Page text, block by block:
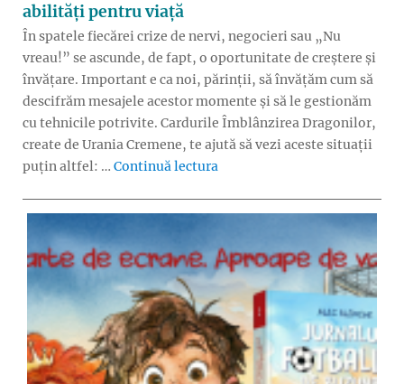
abilități pentru viață
În spatele fiecărei crize de nervi, negocieri sau „Nu
vreau!” se ascunde, de fapt, o oportunitate de creștere și
învățare. Important e ca noi, părinții, să învățăm cum să
descifrăm mesajele acestor momente și să le gestionăm
cu tehnicile potrivite. Cardurile Îmblânzirea Dragonilor,
create de Urania Cremene, te ajută să vezi aceste situații
puțin altfel: … Continuă lectura